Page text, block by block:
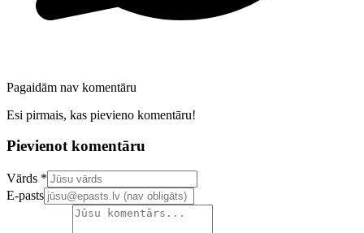
Pagaidām nav komentāru
Esi pirmais, kas pievieno komentāru!
Pievienot komentāru
Confirm your email address
Vārds *
E-pasts